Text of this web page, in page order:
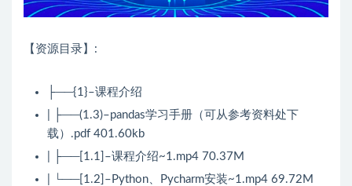
【资源目录】:
├──{1}–课程介绍
| ├──(1.3)–pandas学习手册（可从参考资料处下
载）.pdf 401.60kb
| ├──[1.1]–课程介绍~1.mp4 70.37M
| └──[1.2]–Python、Pycharm安装~1.mp4 69.72M